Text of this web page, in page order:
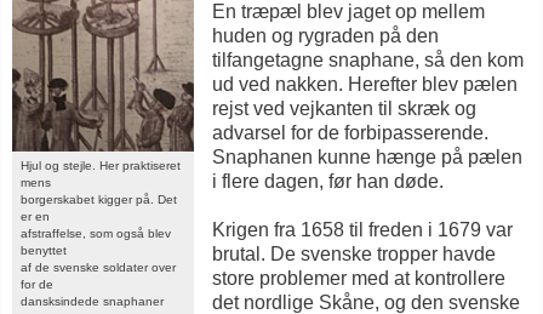
Hjul og stejle. Her praktiseret
mens
borgerskabet kigger på. Det
er en
afstraffelse, som også blev
benyttet
af de svenske soldater over
for de
dansksindede snaphaner
En træpæl blev jaget op mellem
huden og rygraden på den
tilfangetagne snaphane, så den kom
ud ved nakken. Herefter blev pælen
rejst ved vejkanten til skræk og
advarsel for de forbipasserende.
Snaphanen kunne hænge på pælen
i flere dagen, før han døde.
Krigen fra 1658 til freden i 1679 var
brutal. De svenske tropper havde
store problemer med at kontrollere
det nordlige Skåne, og den svenske